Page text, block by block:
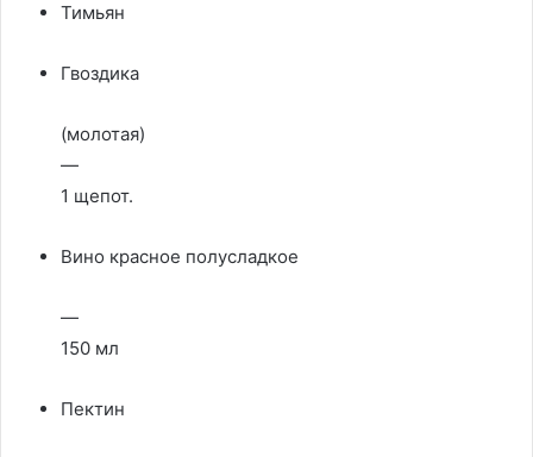
Тимьян
Гвоздика
(молотая)
—
1 щепот.
Вино красное полусладкое
—
150 мл
Пектин